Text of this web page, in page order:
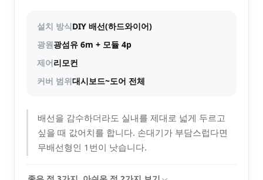
설치 방식DIY 배선(하드와이어)
광원광섬유 6m + 모듈 4p
제어리모컨
커버 범위대시보드~도어 전체
배선을 감수하더라도 실내를 제대로 넓게 두르고
싶을 때 값어치를 합니다. 손대기가 부담스럽다면
무배선형인 1번이 낫습니다.